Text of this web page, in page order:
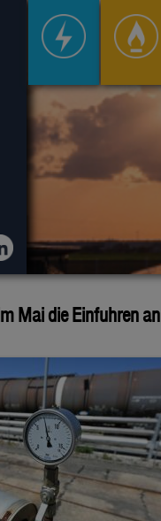
Mai die Einfuhren an